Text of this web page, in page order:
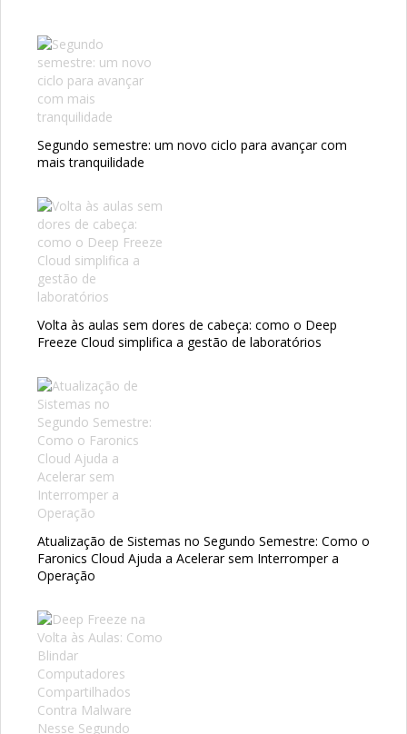
Segundo semestre: um novo ciclo para avançar com
mais tranquilidade
Volta às aulas sem dores de cabeça: como o Deep
Freeze Cloud simplifica a gestão de laboratórios
Atualização de Sistemas no Segundo Semestre: Como o
Faronics Cloud Ajuda a Acelerar sem Interromper a
Operação